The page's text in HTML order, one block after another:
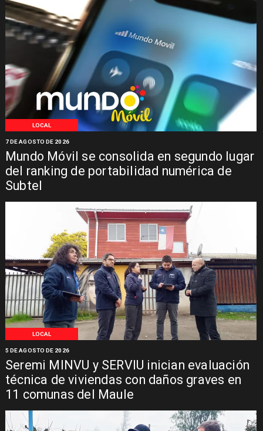
LOCAL
Mundo Móvil se consolida en segundo lugar
del ranking de portabilidad numérica de
Subtel
7 DE AGOSTO DE 2026
LOCAL
Seremi MINVU y SERVIU inician evaluación
técnica de viviendas con daños graves en
11 comunas del Maule
5 DE AGOSTO DE 2026